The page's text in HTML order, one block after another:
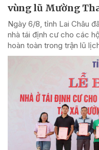
vùng lũ Mường
Ngày 6/8, tỉnh Lai Châu
nhà tái định cư cho các
hoàn toàn trong trận lũ